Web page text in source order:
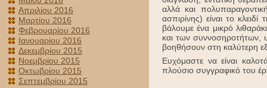
Απριλίου 2016
Μαρτίου 2016
Φεβρουαρίου 2016
Ιανουαρίου 2016
Δεκεμβρίου 2015
Νοεμβρίου 2015
Οκτωβρίου 2015
Σεπτεμβρίου 2015
αλλά και
ασπιρίνης) είναι το
βάλουμε ένα μικρό
και των συννοσηροτήτων,
βοηθήσουν στη καλύτερη
Ευχόμαστε να είναι
πλούσιο συγγραφικό του